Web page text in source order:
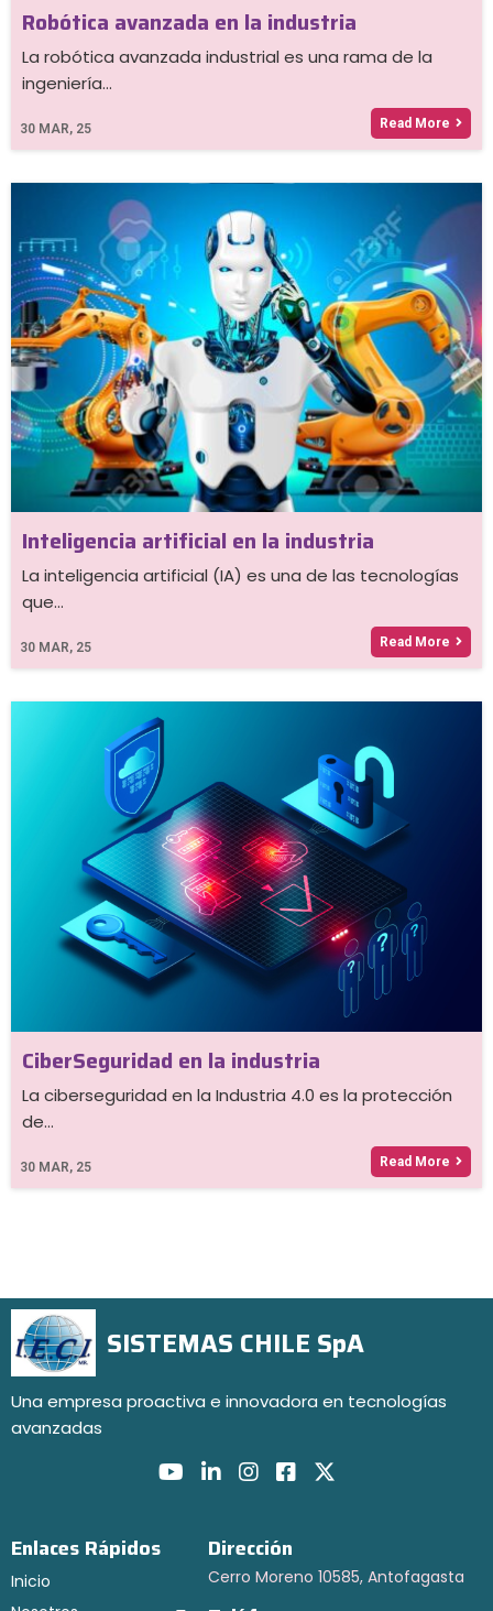
Robótica avanzada en la industria
30 MAR, 25
La robótica avanzada industrial es una rama de la
ingeniería…
Read More
Inteligencia artificial en la industria
30 MAR, 25
La inteligencia artificial (IA) es una de las tecnologías
que…
Read More
CiberSeguridad en la industria
30 MAR, 25
La ciberseguridad en la Industria 4.0 es la protección
de…
Read More
SISTEMAS CHILE SpA
Una empresa proactiva e innovadora en tecnologías
avanzadas
Enlaces Rápidos
Inicio
Dirección
Cerro Moreno 10585, Antofagasta